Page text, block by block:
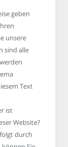
geben
unsere
sind alle
Text
ist
Website?
durch